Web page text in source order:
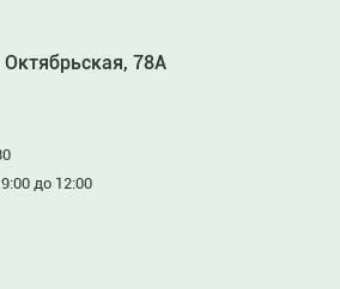
Октябрьская, 78А
до 12:00